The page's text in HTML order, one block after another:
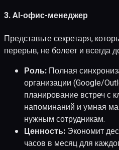
3. AI-офис-менеджер
Представьте секретаря,
перерыв, не болеет и всегда
Роль: Полная
организации (Google/
планирование встреч с
напоминаний и умная
нужным сотрудникам.
Ценность: Экономит
часов в месяц для